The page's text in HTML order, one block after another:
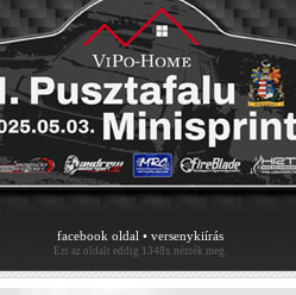
facebook oldal •versenykiírás
Ezt az oldalt eddig 1348x nézték meg.